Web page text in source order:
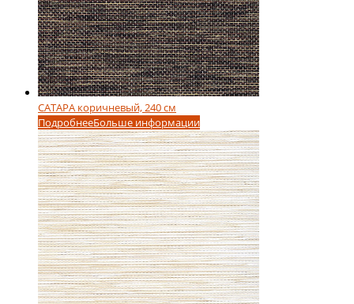
САТАРА коричневый, 240 см
ПодробнееБольше информации